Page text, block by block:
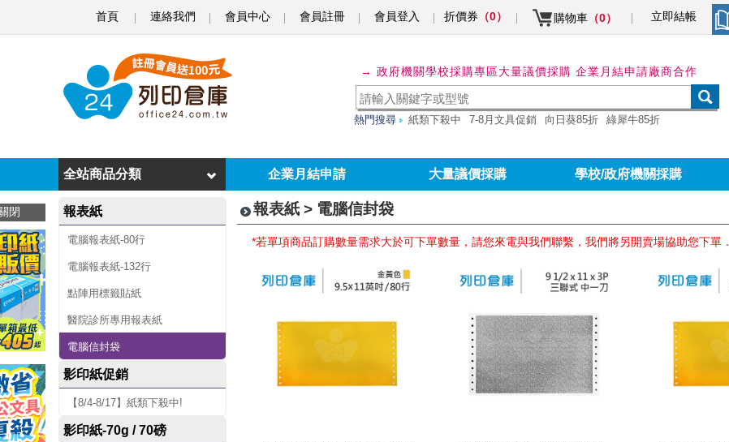
首頁 連絡我們 會員中心 會員註冊 會員登入 折價券 （0） 購物車 （0） 立即結帳
閉
腦
信
袋
→ 政府機關學校採購專區大量議價採購 企業月結申請廠商合作
熱門搜尋 紙類下殺中 7-8月文具促銷 向日葵85折 綠犀牛85折
企業月結申請 大量議價採購 學校/政府機關採購
全站商品分類
報表紙
電腦報表紙-80行
電腦報表紙-132行
點陣用標籤貼紙
醫院診所專用報表紙
電腦信封袋
影印紙促銷
【8/4-8/17】紙類下殺中!
影印紙-70g / 70磅
報表紙 > 電腦信封袋
*若單項商品訂購數量需求大於可下單數量，請您來電與我們聯繫，我們將另開賣場協助您下單．